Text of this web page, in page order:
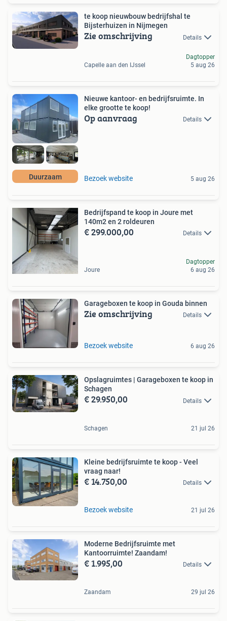
te koop nieuwbouw bedrijfshal te
Bijsterhuizen in Nijmegen
Zie omschrijving Details
Capelle aan den IJssel
Dagtopper
5 aug 26
Duurzaam
Nieuwe kantoor- en bedrijfsruimte. In
elke grootte te koop!
Op aanvraag Details
Bezoek website 5 aug 26
Bedrijfspand te koop in Joure met
140m2 en 2 roldeuren
€ 299.000,00 Details
Joure
Dagtopper
6 aug 26
Garageboxen te koop in Gouda binnen
Zie omschrijving Details
Bezoek website 6 aug 26
Opslagruimtes | Garageboxen te koop in
Schagen
€ 29.950,00 Details
Schagen 21 jul 26
Kleine bedrijfsruimte te koop - Veel
vraag naar!
€ 14.750,00 Details
Bezoek website 21 jul 26
Moderne Bedrijfsruimte met
Kantoorruimte! Zaandam!
€ 1.995,00 Details
Zaandam 29 jul 26